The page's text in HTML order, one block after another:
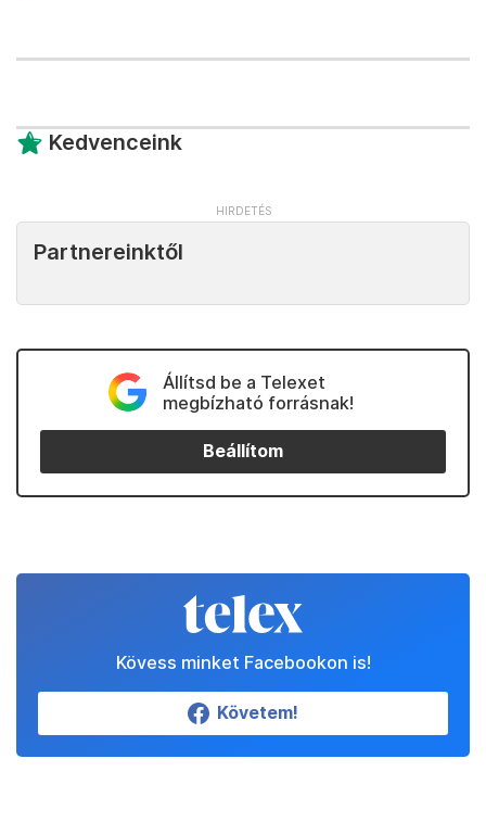
Kedvenceink
Partnereinktől
Állítsd be a Telexet
megbízható forrásnak!
Beállítom
Kövess minket Facebookon is!
Követem!